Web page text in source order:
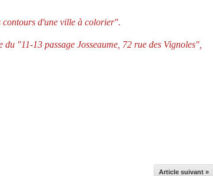
contours d'une ville à colorier".
"11-13 passage Josseaume, 72 rue des Vignoles",
Article suivant »